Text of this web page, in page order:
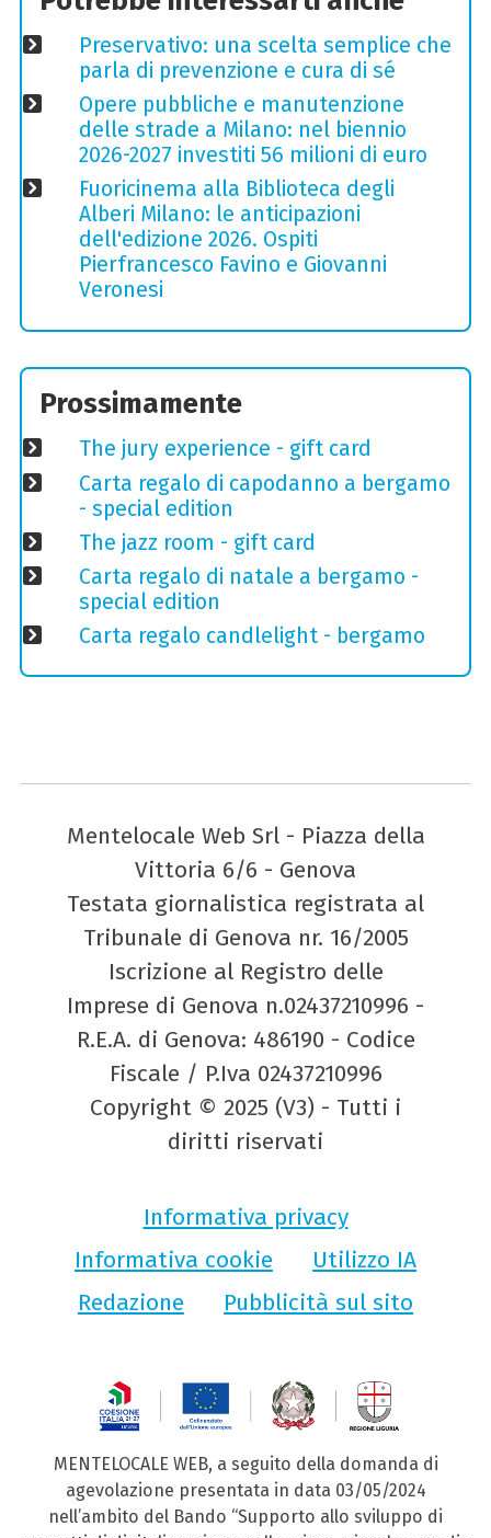
Preservativo: una scelta semplice che
parla di prevenzione e cura di sé
Opere pubbliche e manutenzione
delle strade a Milano: nel biennio
2026-2027 investiti 56 milioni di euro
Fuoricinema alla Biblioteca degli
Alberi Milano: le anticipazioni
dell'edizione 2026. Ospiti
Pierfrancesco Favino e Giovanni
Veronesi
Prossimamente
The jury experience - gift card
Carta regalo di capodanno a bergamo
- special edition
The jazz room - gift card
Carta regalo di natale a bergamo -
special edition
Carta regalo candlelight - bergamo
Mentelocale Web Srl - Piazza della
Vittoria 6/6 - Genova
Testata giornalistica registrata al
Tribunale di Genova nr. 16/2005
Iscrizione al Registro delle
Imprese di Genova n.02437210996 -
R.E.A. di Genova: 486190 - Codice
Fiscale / P.Iva 02437210996
Copyright © 2025 (V3) - Tutti i
diritti riservati
Informativa privacy
Informativa cookie
Utilizzo IA
Redazione
Pubblicità sul sito
MENTELOCALE WEB, a seguito della domanda di
agevolazione presentata in data 03/05/2024
nell’ambito del Bando “Supporto allo sviluppo di